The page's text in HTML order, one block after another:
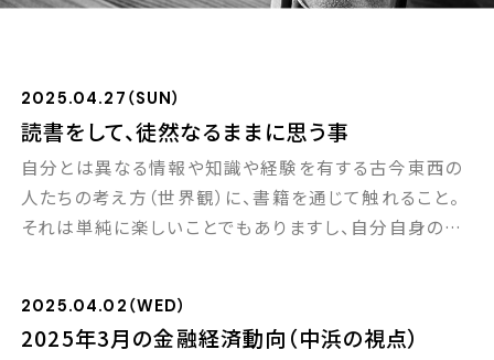
企業型確定拠出年金
私たちについて
ブログ
2025.04.27（SUN）
読書をして、徒然なるままに思う事
自分とは異なる情報や知識や経験を有する古今東西の
人たちの考え方（世界観）に、書籍を通じて触れること。
それは単純に楽しいことでもありますし、自分自身の仕
す。 私も月平均で1冊～２冊くらいは新しい本を読んで
いる感じですが、最近では、先日残念ながらお亡くなりに
2025.04.02（WED）
2025年3月の金融経済動向（中浜の視点）